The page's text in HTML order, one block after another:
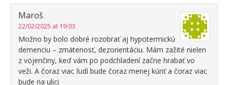
Maroš
22/02/2025 at 19:03
Možno by bolo dobré rozobrať aj hypotermickú
demenciu – zmätenosť, dezorientáciu. Mám zažité nielen
z vojenčiny, keď vám po podchladení začne hrabať vo
veži. A čoraz viac ľudí bude čoraz menej kúriť a čoraz viac
bude na ulici